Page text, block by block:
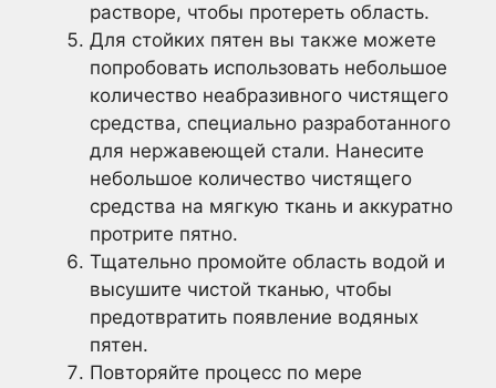
растворе, чтобы протереть область.
Для стойких пятен вы также можете
попробовать использовать небольшое
количество неабразивного чистящего
средства, специально разработанного
для нержавеющей стали. Нанесите
небольшое количество чистящего
средства на мягкую ткань и аккуратно
протрите пятно.
Тщательно промойте область водой и
высушите чистой тканью, чтобы
предотвратить появление водяных
пятен.
Повторяйте процесс по мере